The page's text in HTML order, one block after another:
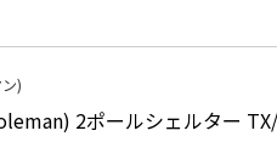
)
2ポールシェルター